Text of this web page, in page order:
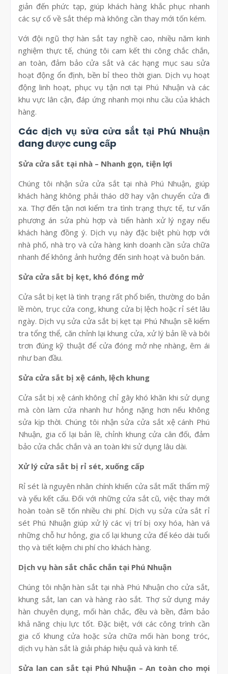
giản đến phức tạp, giúp khách hàng khắc phục nhanh
các sự cố về sắt thép mà không cần thay mới tốn kém.
Với đội ngũ thợ hàn sắt tay nghề cao, nhiều năm kinh
nghiệm thực tế, chúng tôi cam kết thi công chắc chắn,
an toàn, đảm bảo cửa sắt và các hạng mục sau sửa
hoạt động ổn định, bền bỉ theo thời gian. Dịch vụ hoạt
động linh hoạt, phục vụ tận nơi tại Phú Nhuận và các
khu vực lân cận, đáp ứng nhanh mọi nhu cầu của khách
hàng.
Các dịch vụ sửa cửa sắt tại Phú Nhuận
đang được cung cấp
Sửa cửa sắt tại nhà – Nhanh gọn, tiện lợi
Chúng tôi nhận sửa cửa sắt tại nhà Phú Nhuận, giúp
khách hàng không phải tháo dỡ hay vận chuyển cửa đi
xa. Thợ đến tận nơi kiểm tra tình trạng thực tế, tư vấn
phương án sửa phù hợp và tiến hành xử lý ngay nếu
khách hàng đồng ý. Dịch vụ này đặc biệt phù hợp với
nhà phố, nhà trọ và cửa hàng kinh doanh cần sửa chữa
nhanh để không ảnh hưởng đến sinh hoạt và buôn bán.
Sửa cửa sắt bị kẹt, khó đóng mở
Cửa sắt bị kẹt là tình trạng rất phổ biến, thường do bản
lề mòn, trục cửa cong, khung cửa bị lệch hoặc rỉ sét lâu
ngày. Dịch vụ sửa cửa sắt bị kẹt tại Phú Nhuận sẽ kiểm
tra tổng thể, căn chỉnh lại khung cửa, xử lý bản lề và bôi
trơn đúng kỹ thuật để cửa đóng mở nhẹ nhàng, êm ái
như ban đầu.
Sửa cửa sắt bị xệ cánh, lệch khung
Cửa sắt bị xệ cánh không chỉ gây khó khăn khi sử dụng
mà còn làm cửa nhanh hư hỏng nặng hơn nếu không
sửa kịp thời. Chúng tôi nhận sửa cửa sắt xệ cánh Phú
Nhuận, gia cố lại bản lề, chỉnh khung cửa cân đối, đảm
bảo cửa chắc chắn và an toàn khi sử dụng lâu dài.
Xử lý cửa sắt bị rỉ sét, xuống cấp
Rỉ sét là nguyên nhân chính khiến cửa sắt mất thẩm mỹ
và yếu kết cấu. Đối với những cửa sắt cũ, việc thay mới
hoàn toàn sẽ tốn nhiều chi phí. Dịch vụ sửa cửa sắt rỉ
sét Phú Nhuận giúp xử lý các vị trí bị oxy hóa, hàn vá
những chỗ hư hỏng, gia cố lại khung cửa để kéo dài tuổi
thọ và tiết kiệm chi phí cho khách hàng.
Dịch vụ hàn sắt chắc chắn tại Phú Nhuận
Chúng tôi nhận hàn sắt tại nhà Phú Nhuận cho cửa sắt,
khung sắt, lan can và hàng rào sắt. Thợ sử dụng máy
hàn chuyên dụng, mối hàn chắc, đều và bền, đảm bảo
khả năng chịu lực tốt. Đặc biệt, với các công trình cần
gia cố khung cửa hoặc sửa chữa mối hàn bong tróc,
dịch vụ hàn sắt là giải pháp hiệu quả và kinh tế.
Sửa lan can sắt tại Phú Nhuận – An toàn cho mọi